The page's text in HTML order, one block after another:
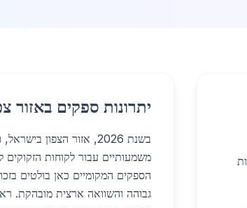
יתרונות ספקים באזור
בשנת 2026, אזור הצפון
משמעותיים עבור לקוחות הזקוקים
הספקים המקומיים כאן בולטים
גבוהה והשוואה ארצית מובהקת.